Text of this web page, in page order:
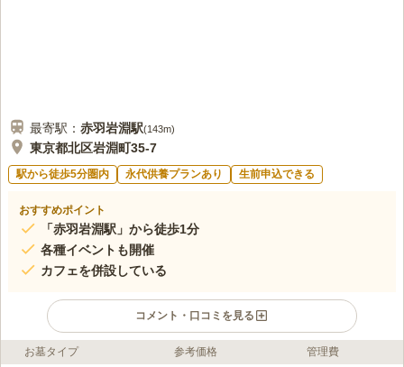
最寄駅： 赤羽岩淵駅(143m)
東京都北区岩淵町35-7
駅から徒歩5分圏内 永代供養プランあり 生前申込できる
おすすめポイント
「赤羽岩淵駅」から徒歩1分
各種イベントも開催
カフェを併設している
コメント・口コミを見る
ライフドット編集部のコメント
お墓タイプ 参考価格 管理費